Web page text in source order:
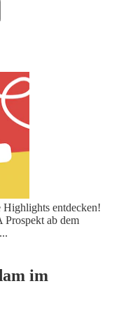
entdecken!
Prospekt ab dem
...
im